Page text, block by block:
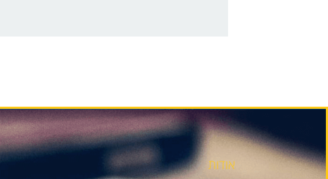
אודות